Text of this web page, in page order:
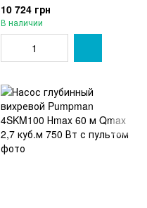
10 724 грн
В наличии